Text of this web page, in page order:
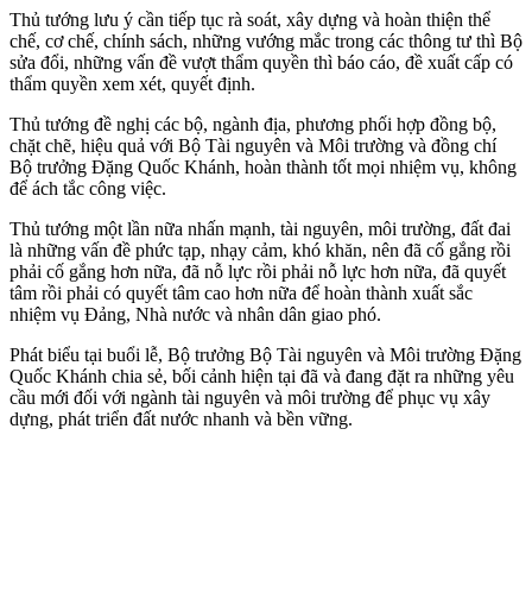
Thủ tướng lưu ý cần tiếp tục rà soát, xây dựng và hoàn thiện thể
chế, cơ chế, chính sách, những vướng mắc trong các thông tư thì Bộ
sửa đổi, những vấn đề vượt thẩm quyền thì báo cáo, đề xuất cấp có
thẩm quyền xem xét, quyết định.
Thủ tướng đề nghị các bộ, ngành địa, phương phối hợp đồng bộ,
chặt chẽ, hiệu quả với Bộ Tài nguyên và Môi trường và đồng chí
Bộ trưởng Đặng Quốc Khánh, hoàn thành tốt mọi nhiệm vụ, không
để ách tắc công việc.
Thủ tướng một lần nữa nhấn mạnh, tài nguyên, môi trường, đất đai
là những vấn đề phức tạp, nhạ‌y cả‌m, khó khăn, nên đã cố gắng rồi
phải cố gắng hơn nữa, đã nỗ lực rồi phải nỗ lực hơn nữa, đã quyết
tâm rồi phải có quyết tâm cao hơn nữa để hoàn thành xuất sắc
nhiệm vụ Đảng, Nhà nước và nhân dân giao phó.
Phát biểu tại buổi lễ, Bộ trưởng Bộ Tài nguyên và Môi trường Đặng
Quốc Khánh chia sẻ, bối cảnh hiện tại đã và đang đặt ra những yêu
cầu mới đối với ngành tài nguyên và môi trường để phục vụ xây
dựng, phát triển đất nước nhanh và bền vững.